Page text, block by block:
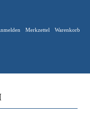
Merkzettel Warenkorb